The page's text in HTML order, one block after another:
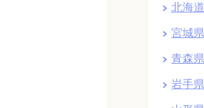
北海道
宮城県
青森県
岩手県